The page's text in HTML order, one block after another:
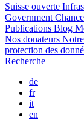
Suisse ouverte
Government
Publications Blog
Nos donateurs
protection des
Recherche
de
fr
it
en